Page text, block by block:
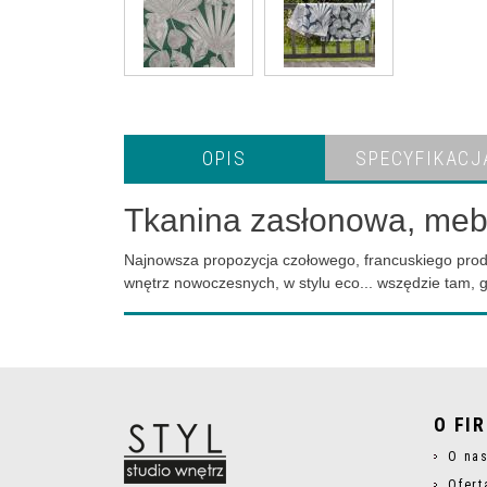
OPIS
Tkanina zasłonowa,
Najnowsza propozycja czołowego, francuskiego
wnętrz nowoczesnych, w stylu eco... wszędzie tam,
O
O